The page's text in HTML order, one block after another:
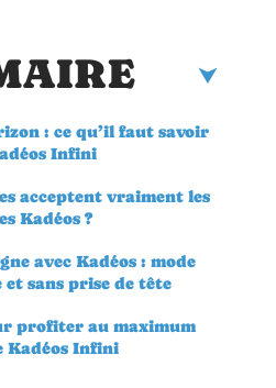
: ce qu’il faut savoir
Infini
acceptent vraiment les
Kadéos ?
avec Kadéos : mode
et sans prise de tête
profiter au maximum
Kadéos Infini